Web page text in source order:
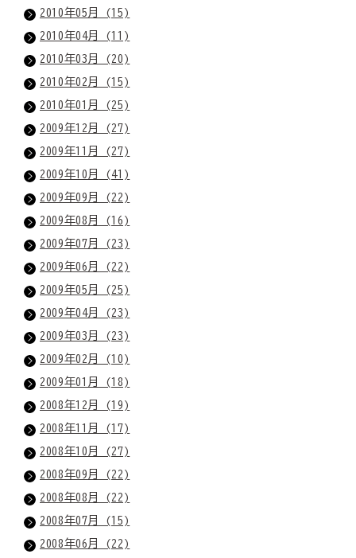
2010年05月 (15)
2010年04月 (11)
2010年03月 (20)
2010年02月 (15)
2010年01月 (25)
2009年12月 (27)
2009年11月 (27)
2009年10月 (41)
2009年09月 (22)
2009年08月 (16)
2009年07月 (23)
2009年06月 (22)
2009年05月 (25)
2009年04月 (23)
2009年03月 (23)
2009年02月 (10)
2009年01月 (18)
2008年12月 (19)
2008年11月 (17)
2008年10月 (27)
2008年09月 (22)
2008年08月 (22)
2008年07月 (15)
2008年06月 (22)